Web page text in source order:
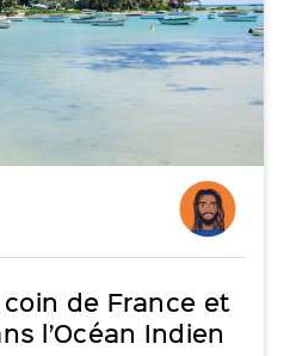
de France et
l’Océan Indien